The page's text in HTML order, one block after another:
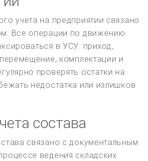
учета на предприятии связано
Все операции по движению
в УСУ: приход,
комплектации и
проверять остатки на
недостатка или излишков
состава
связано с документальным
ведения складских